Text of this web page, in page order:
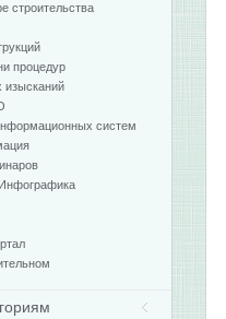
строительства
процедур
изысканий
систем